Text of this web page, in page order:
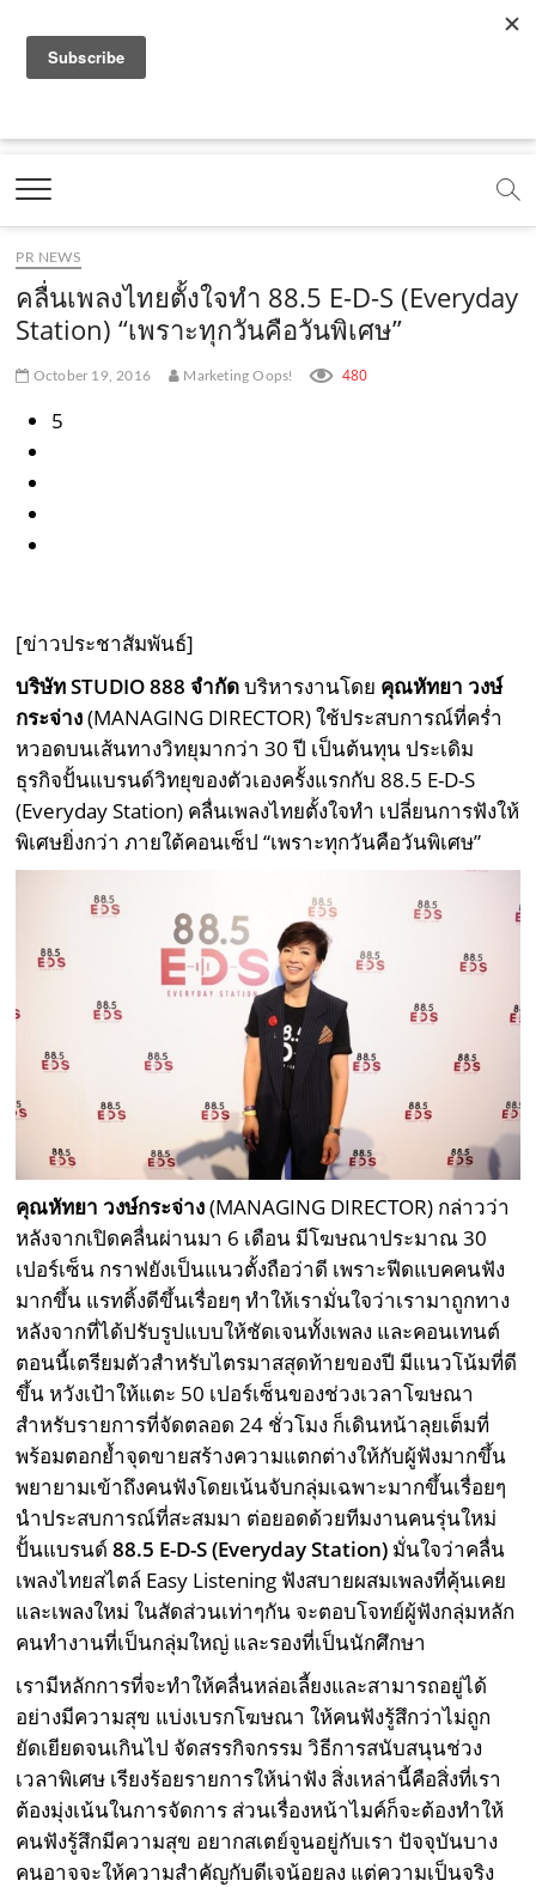
a
e
b
o
o
k
o
t
b
.
.
o
e
m
t
g
r
a
t
k
c
Marketing Oops!
DIGITAL | CREATIVE | ADVERTISING | CAMPAIGN |
PR NEWS
คลื่นเพลงไทยตั้งใจทำ 88.5 E-D-S (Everyday
Station) “เพราะทุกวันคือวันพิเศษ”
October 19, 2016 Marketing Oops! 480
5
[ข่าวประชาสัมพันธ์]
บริษัท STUDIO 888 จำกัดบริหารงานโดย คุณหัทยา วงษ์
กระจ่าง(MANAGING DIRECTOR) ใช้ประสบการณ์ที่คร่ำ
หวอดบนเส้นทางวิทยุมากว่า 30 ปี เป็นต้นทุน ประเดิม
ธุรกิจปั้นแบรนด์วิทยุของตัวเองครั้งแรกกับ 88.5 E-D-S
(Everyday Station) คลื่นเพลงไทยตั้งใจทำ เปลี่ยนการฟังให้
พิเศษยิ่งกว่า ภายใต้คอนเซ็ป “เพราะทุกวันคือวันพิเศษ”
คุณหัทยา วงษ์กระจ่าง(MANAGING DIRECTOR) กล่าวว่า
หลังจากเปิดคลื่นผ่านมา 6 เดือน มีโฆษณาประมาณ 30
เปอร์เซ็น กราฟยังเป็นแนวตั้งถือว่าดี เพราะฟีดแบคคนฟัง
มากขึ้น แรทติ้งดีขึ้นเรื่อยๆ ทำให้เรามั่นใจว่าเรามาถูกทาง
หลังจากที่ได้ปรับรูปแบบให้ชัดเจนทั้งเพลง และคอนเทนต์
ตอนนี้เตรียมตัวสำหรับไตรมาสสุดท้ายของปี มีแนวโน้มที่ดี
ขึ้น หวังเป้าให้แตะ 50 เปอร์เซ็นของช่วงเวลาโฆษณา
สำหรับรายการที่จัดตลอด 24 ชั่วโมง ก็เดินหน้าลุยเต็มที่
พร้อมตอกย้ำจุดขายสร้างความแตกต่างให้กับผู้ฟังมากขึ้น
พยายามเข้าถึงคนฟังโดยเน้นจับกลุ่มเฉพาะมากขึ้นเรื่อยๆ
นำประสบการณ์ที่สะสมมา ต่อยอดด้วยทีมงานคนรุ่นใหม่
ปั้นแบรนด์88.5 E-D-S (Everyday Station) มั่นใจว่าคลื่น
เพลงไทยสไตล์ Easy Listening ฟังสบายผสมเพลงที่คุ้นเคย
และเพลงใหม่ ในสัดส่วนเท่าๆกัน จะตอบโจทย์ผู้ฟังกลุ่มหลัก
คนทำงานที่เป็นกลุ่มใหญ่ และรองที่เป็นนักศึกษา
เรามีหลักการที่จะทำให้คลื่นหล่อเลี้ยงและสามารถอยู่ได้
อย่างมีความสุข แบ่งเบรกโฆษณา ให้คนฟังรู้สึกว่าไม่ถูก
ยัดเยียดจนเกินไป จัดสรรกิจกรรม วิธีการสนับสนุนช่วง
เวลาพิเศษ เรียงร้อยรายการให้น่าฟัง สิ่งเหล่านี้คือสิ่งที่เรา
ต้องมุ่งเน้นในการจัดการ ส่วนเรื่องหน้าไมค์ก็จะต้องทำให้
คนฟังรู้สึกมีความสุข อยากสเตย์จูนอยู่กับเรา ปัจจุบันบาง
คนอาจจะให้ความสำคัญกับดีเจน้อยลง แต่ความเป็นจริง